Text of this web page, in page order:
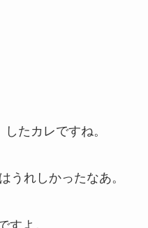
たカレですね。
うれしかったなあ。